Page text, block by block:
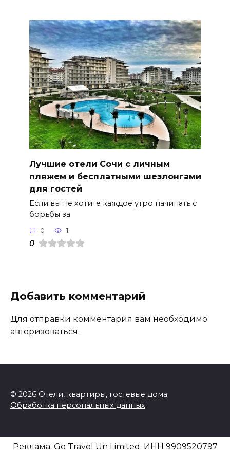
Лучшие отели Сочи с личным
пляжем и бесплатными шезлонгами
для гостей
Если вы не хотите каждое утро начинать с
борьбы за
0 1
0
Добавить комментарий
Для отправки комментария вам необходимо
авторизоваться.
© 2026 Отели, квартиры, гостевые дома
Обработка персональных данных
Реклама. Go Travel Un Limited. ИНН 9909520797